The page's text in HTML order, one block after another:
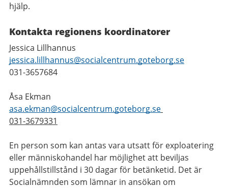
hjälp.
Kontakta regionens koordinatorer
Jessica Lillhannus
jessica.lillhannus@socialcentrum.goteborg.se
031-3657684
Åsa Ekman
asa.ekman@socialcentrum.goteborg.se
031-3679331
En person som kan antas vara utsatt för exploatering
eller människohandel har möjlighet att beviljas
uppehållstillstånd i 30 dagar för betänketid. Det är
Socialnämnden som lämnar in ansökan om